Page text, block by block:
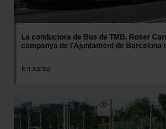
La conductora de Bus de TMB, Roser
campanya de l'Ajuntament de Barcelona
En xarxa
Imatge